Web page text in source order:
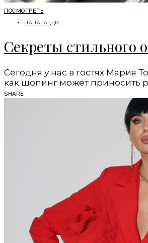
ПОСМОТРЕТЬ
ПАПАРАЦЦИ
Секреты стильного
Сегодня у нас в гостях
как шопинг может приносить
SHARE